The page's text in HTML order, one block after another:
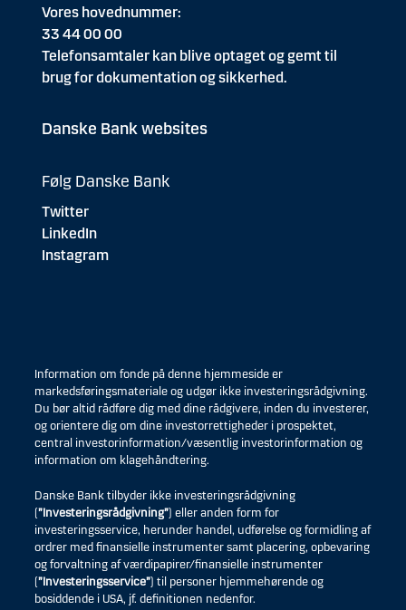
Vores hovednummer:
33 44 00 00
Telefonsamtaler kan blive optaget og gemt til
brug for dokumentation og sikkerhed.
Danske Bank websites
Følg Danske Bank
Twitter
LinkedIn
Instagram
Information om fonde på denne hjemmeside er
markedsføringsmateriale og udgør ikke investeringsrådgivning.
Du bør altid rådføre dig med dine rådgivere, inden du investerer,
og orientere dig om dine investorrettigheder i prospektet,
central investorinformation/væsentlig investorinformation og
information om klagehåndtering.
Danske Bank tilbyder ikke investeringsrådgivning
(”Investeringsrådgivning”) eller anden form for
investeringsservice, herunder handel, udførelse og formidling af
ordrer med finansielle instrumenter samt placering, opbevaring
og forvaltning af værdipapirer/finansielle instrumenter
(”Investeringsservice”) til personer hjemmehørende og
bosiddende i USA, jf. definitionen nedenfor.